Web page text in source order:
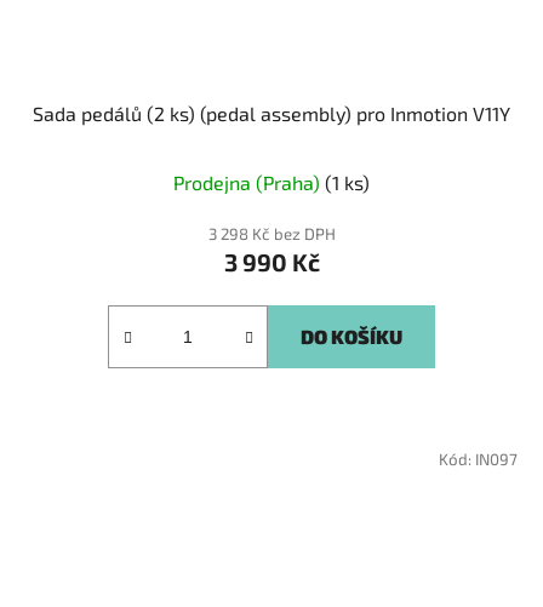
Sada pedálů (2 ks) (pedal assembly) pro Inmotion V11Y
Prodejna (Praha) (1 ks)
3 298 Kč bez DPH
3 990 Kč
DO KOŠÍKU
Kód: IN097